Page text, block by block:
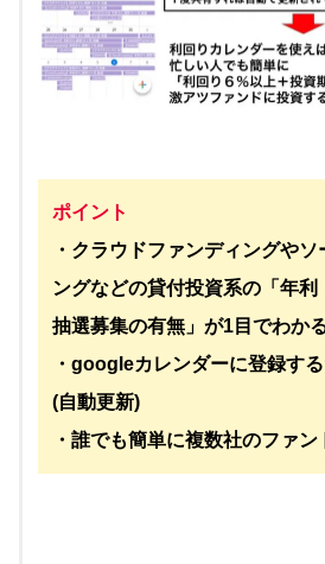
ポイント
・クラウドファンディングや
ングなどの貸付投資系の「年
抽選募集の有無」が1目でわかる
・googleカレンダーに登録す
(自動更新)
・誰でも簡単に複数社のファ